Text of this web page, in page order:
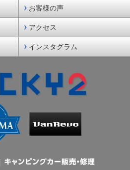
お客様の声
アクセス
インスタグラム